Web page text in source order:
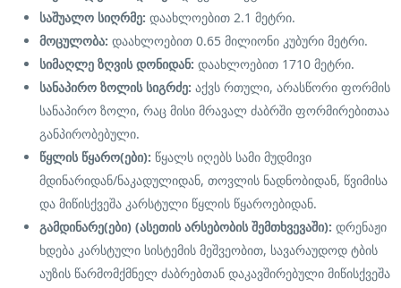
საშუალო სიღრმე: დაახლოებით 2.1 მეტრი.
მოცულობა: დაახლოებით 0.65 მილიონი კუბური მეტრი.
სიმაღლე ზღვის დონიდან: დაახლოებით 1710 მეტრი.
სანაპირო ზოლის სიგრძე: აქვს რთული, არასწორი ფორმის
სანაპირო ზოლი, რაც მისი მრავალ ძაბრში ფორმირებითაა
განპირობებული.
წყლის წყარო(ები): წყალს იღებს სამი მუდმივი
მდინარიდან/ნაკადულიდან, თოვლის ნადნობიდან, წვიმისა
და მიწისქვეშა კარსტული წყლის წყაროებიდან.
გამდინარე(ები) (ასეთის არსებობის შემთხვევაში): დრენაჟი
ხდება კარსტული სისტემის მეშვეობით, სავარაუდოდ ტბის
აუზის წარმომქმნელ ძაბრებთან დაკავშირებული მიწისქვეშა